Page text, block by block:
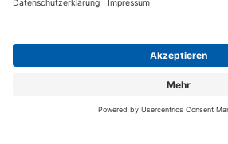
© 2025 La mer Cosmetics AG, Cuxhaven.
Datenschutz